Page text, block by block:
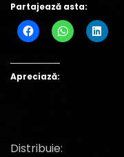
Partajează asta:
Apreciază:
Distribuie: